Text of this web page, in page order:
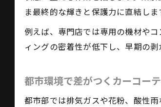
ま最終的な輝きと保護力に直結しま
例えば、専門店では専用の機材や
ィングの密着性が低下し、早期の
都市環境で差がつくカーコー
都市部では排気ガスや花粉、酸性